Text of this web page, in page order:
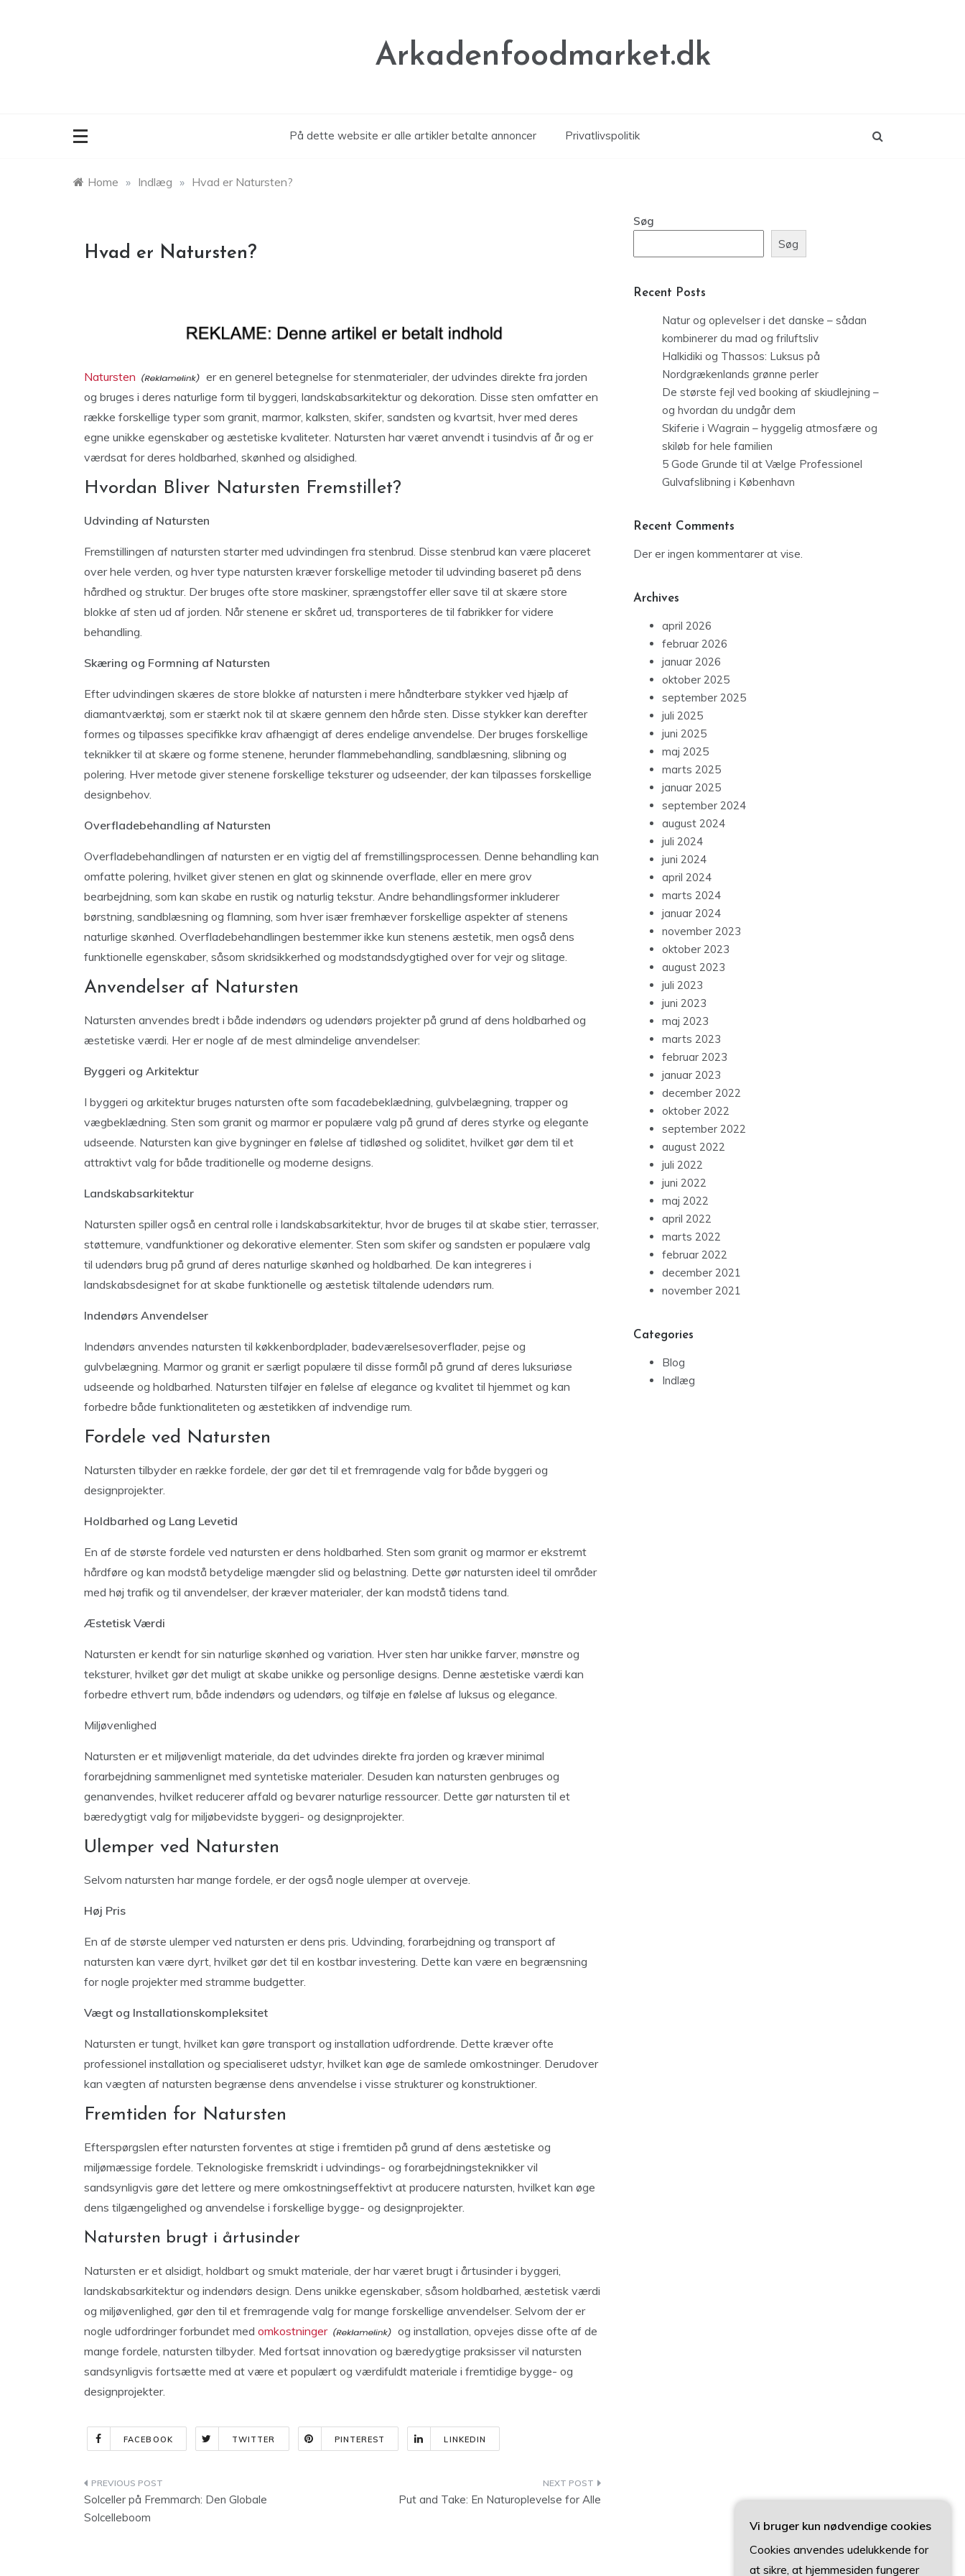
Arkadenfoodmarket.dk
På dette website er alle artikler betalte annoncer Privatlivspolitik
Home » Indlæg » Hvad er Natursten?
Hvad er Natursten?
Natursten
er en generel betegnelse for stenmaterialer, der udvindes direkte fra jorden
og bruges i deres naturlige form til byggeri, landskabsarkitektur og dekoration. Disse sten omfatter en
række forskellige typer som granit, marmor, kalksten, skifer, sandsten og kvartsit, hver med deres
egne unikke egenskaber og æstetiske kvaliteter. Natursten har været anvendt i tusindvis af år og er
værdsat for deres holdbarhed, skønhed og alsidighed.
Hvordan Bliver Natursten Fremstillet?
Udvinding af Natursten
Fremstillingen af natursten starter med udvindingen fra stenbrud. Disse stenbrud kan være placeret
over hele verden, og hver type natursten kræver forskellige metoder til udvinding baseret på dens
hårdhed og struktur. Der bruges ofte store maskiner, sprængstoffer eller save til at skære store
blokke af sten ud af jorden. Når stenene er skåret ud, transporteres de til fabrikker for videre
behandling.
Skæring og Formning af Natursten
Efter udvindingen skæres de store blokke af natursten i mere håndterbare stykker ved hjælp af
diamantværktøj, som er stærkt nok til at skære gennem den hårde sten. Disse stykker kan derefter
formes og tilpasses specifikke krav afhængigt af deres endelige anvendelse. Der bruges forskellige
teknikker til at skære og forme stenene, herunder flammebehandling, sandblæsning, slibning og
polering. Hver metode giver stenene forskellige teksturer og udseender, der kan tilpasses forskellige
designbehov.
Overfladebehandling af Natursten
Overfladebehandlingen af natursten er en vigtig del af fremstillingsprocessen. Denne behandling kan
omfatte polering, hvilket giver stenen en glat og skinnende overflade, eller en mere grov
bearbejdning, som kan skabe en rustik og naturlig tekstur. Andre behandlingsformer inkluderer
børstning, sandblæsning og flamning, som hver især fremhæver forskellige aspekter af stenens
naturlige skønhed. Overfladebehandlingen bestemmer ikke kun stenens æstetik, men også dens
funktionelle egenskaber, såsom skridsikkerhed og modstandsdygtighed over for vejr og slitage.
Anvendelser af Natursten
Natursten anvendes bredt i både indendørs og udendørs projekter på grund af dens holdbarhed og
æstetiske værdi. Her er nogle af de mest almindelige anvendelser:
Byggeri og Arkitektur
I byggeri og arkitektur bruges natursten ofte som facadebeklædning, gulvbelægning, trapper og
vægbeklædning. Sten som granit og marmor er populære valg på grund af deres styrke og elegante
udseende. Natursten kan give bygninger en følelse af tidløshed og soliditet, hvilket gør dem til et
attraktivt valg for både traditionelle og moderne designs.
Landskabsarkitektur
Natursten spiller også en central rolle i landskabsarkitektur, hvor de bruges til at skabe stier, terrasser,
støttemure, vandfunktioner og dekorative elementer. Sten som skifer og sandsten er populære valg
til udendørs brug på grund af deres naturlige skønhed og holdbarhed. De kan integreres i
landskabsdesignet for at skabe funktionelle og æstetisk tiltalende udendørs rum.
Indendørs Anvendelser
Indendørs anvendes natursten til køkkenbordplader, badeværelsesoverflader, pejse og
gulvbelægning. Marmor og granit er særligt populære til disse formål på grund af deres luksuriøse
udseende og holdbarhed. Natursten tilføjer en følelse af elegance og kvalitet til hjemmet og kan
forbedre både funktionaliteten og æstetikken af indvendige rum.
Fordele ved Natursten
Natursten tilbyder en række fordele, der gør det til et fremragende valg for både byggeri og
designprojekter.
Holdbarhed og Lang Levetid
En af de største fordele ved natursten er dens holdbarhed. Sten som granit og marmor er ekstremt
hårdføre og kan modstå betydelige mængder slid og belastning. Dette gør natursten ideel til områder
med høj trafik og til anvendelser, der kræver materialer, der kan modstå tidens tand.
Æstetisk Værdi
Natursten er kendt for sin naturlige skønhed og variation. Hver sten har unikke farver, mønstre og
teksturer, hvilket gør det muligt at skabe unikke og personlige designs. Denne æstetiske værdi kan
forbedre ethvert rum, både indendørs og udendørs, og tilføje en følelse af luksus og elegance.
Miljøvenlighed
Natursten er et miljøvenligt materiale, da det udvindes direkte fra jorden og kræver minimal
forarbejdning sammenlignet med syntetiske materialer. Desuden kan natursten genbruges og
genanvendes, hvilket reducerer affald og bevarer naturlige ressourcer. Dette gør natursten til et
bæredygtigt valg for miljøbevidste byggeri- og designprojekter.
Ulemper ved Natursten
Selvom natursten har mange fordele, er der også nogle ulemper at overveje.
Høj Pris
En af de største ulemper ved natursten er dens pris. Udvinding, forarbejdning og transport af
natursten kan være dyrt, hvilket gør det til en kostbar investering. Dette kan være en begrænsning
for nogle projekter med stramme budgetter.
Vægt og Installationskompleksitet
Natursten er tungt, hvilket kan gøre transport og installation udfordrende. Dette kræver ofte
professionel installation og specialiseret udstyr, hvilket kan øge de samlede omkostninger. Derudover
kan vægten af natursten begrænse dens anvendelse i visse strukturer og konstruktioner.
Fremtiden for Natursten
Efterspørgslen efter natursten forventes at stige i fremtiden på grund af dens æstetiske og
miljømæssige fordele. Teknologiske fremskridt i udvindings- og forarbejdningsteknikker vil
sandsynligvis gøre det lettere og mere omkostningseffektivt at producere natursten, hvilket kan øge
dens tilgængelighed og anvendelse i forskellige bygge- og designprojekter.
Natursten brugt i årtusinder
Natursten er et alsidigt, holdbart og smukt materiale, der har været brugt i årtusinder i byggeri,
landskabsarkitektur og indendørs design. Dens unikke egenskaber, såsom holdbarhed, æstetisk værdi
og miljøvenlighed, gør den til et fremragende valg for mange forskellige anvendelser. Selvom der er
nogle udfordringer forbundet med omkostninger
og installation, opvejes disse ofte af de
mange fordele, natursten tilbyder. Med fortsat innovation og bæredygtige praksisser vil natursten
sandsynligvis fortsætte med at være et populært og værdifuldt materiale i fremtidige bygge- og
designprojekter.
FACEBOOK TWITTER PINTEREST LINKEDIN
Indlægsnavigation
Solceller på Fremmarch: Den Globale
Solcelleboom
Put and Take: En Naturoplevelse for Alle
Søg
Søg
Recent Posts
Natur og oplevelser i det danske – sådan
kombinerer du mad og friluftsliv
Halkidiki og Thassos: Luksus på
Nordgrækenlands grønne perler
De største fejl ved booking af skiudlejning –
og hvordan du undgår dem
Skiferie i Wagrain – hyggelig atmosfære og
skiløb for hele familien
5 Gode Grunde til at Vælge Professionel
Gulvafslibning i København
Recent Comments
Der er ingen kommentarer at vise.
Archives
april 2026
februar 2026
januar 2026
oktober 2025
september 2025
juli 2025
juni 2025
maj 2025
marts 2025
januar 2025
september 2024
august 2024
juli 2024
juni 2024
april 2024
marts 2024
januar 2024
november 2023
oktober 2023
august 2023
juli 2023
juni 2023
maj 2023
marts 2023
februar 2023
januar 2023
december 2022
oktober 2022
september 2022
august 2022
juli 2022
juni 2022
maj 2022
april 2022
marts 2022
februar 2022
december 2021
november 2021
Categories
Blog
Indlæg
Vi bruger kun nødvendige cookies
Cookies anvendes udelukkende for
at sikre, at hjemmesiden fungerer